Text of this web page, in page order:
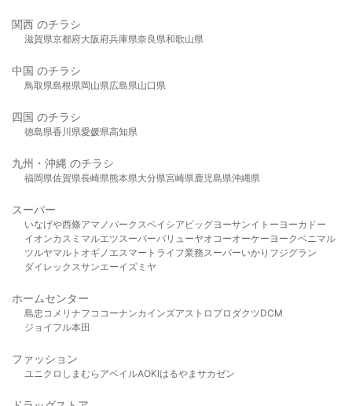
関西 のチラシ
滋賀県京都府大阪府兵庫県奈良県和歌山県
中国 のチラシ
鳥取県島根県岡山県広島県山口県
四国 のチラシ
徳島県香川県愛媛県高知県
九州・沖縄 のチラシ
福岡県佐賀県長崎県熊本県大分県宮崎県鹿児島県沖縄県
スーパー
いなげや西條アマノパークスベイシア ビッグヨーサンイトーヨーカドー
イオンカスミ マルエツスーパーバリューヤオコーオーケー ヨークベニマル
ツルヤマルト オギノ エスマート ライフ業務スーパーいかり フジグラン
ダイレックスサンエーイズミヤ
ホームセンター
島忠 コメリ ナフコ コーナンカインズアストロプロダクツDCM
ジョイフル本田
ファッション
ユニクロ しまむら アベイルAOKIはるやま サカゼン